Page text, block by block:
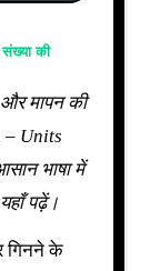
की
– Units
भाषा में
पढ़ें।
गिनने के